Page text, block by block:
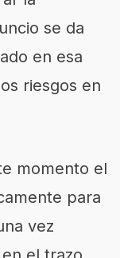
se da
en esa
riesgos en
momento el
para
vez